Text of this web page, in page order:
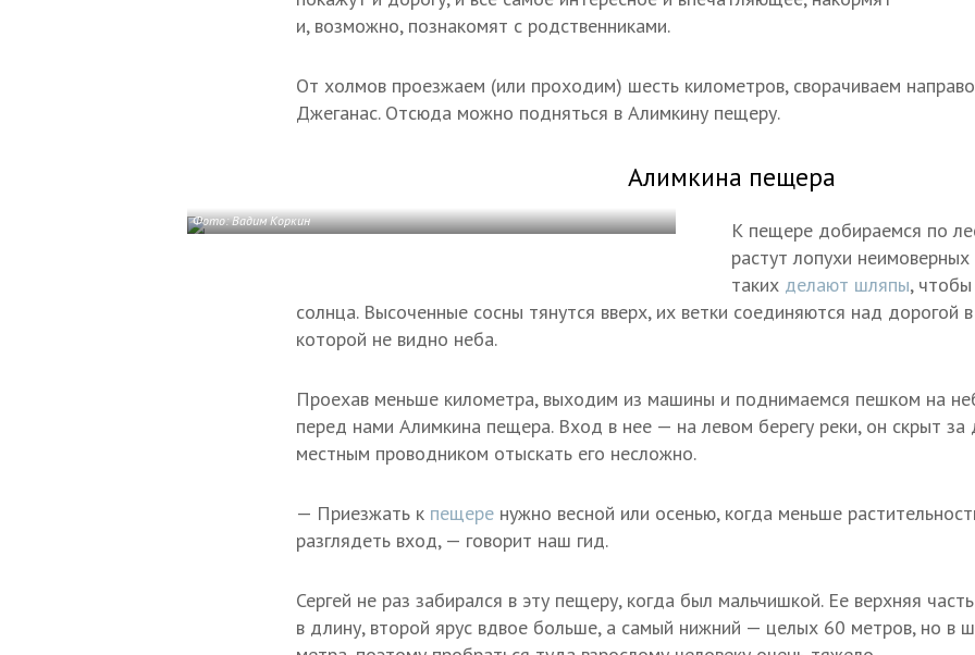
и, возможно, познакомят с родственниками.
От холмов проезжаем (или проходим) шесть километров, сворачиваем
Джеганас. Отсюда можно подняться в Алимкину пещеру.
Алимкина пещера
Фото: Вадим Коркин
К пещере добираемся по
растут лопухи
таких делают шляпы, чтобы
солнца. Высоченные сосны тянутся вверх, их ветки соединяются над дорогой
которой не видно неба.
Проехав меньше километра, выходим из машины и поднимаемся пешком на
перед нами Алимкина пещера. Вход в нее — на левом берегу реки, он скрыт за
местным проводником отыскать его несложно.
— Приезжать к пещере нужно весной или осенью, когда меньше
разглядеть вход, — говорит наш гид.
Сергей не раз забирался в эту пещеру, когда был мальчишкой. Ее верхняя
в длину, второй ярус вдвое больше, а самый нижний — целых 60 метров, но в